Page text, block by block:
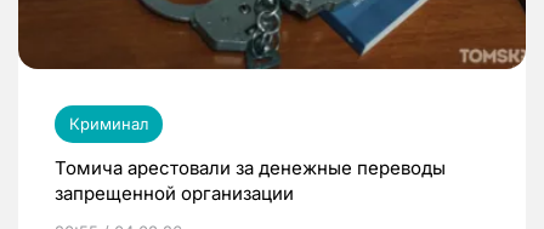
Криминал
Томича арестовали за денежные переводы
запрещенной организации